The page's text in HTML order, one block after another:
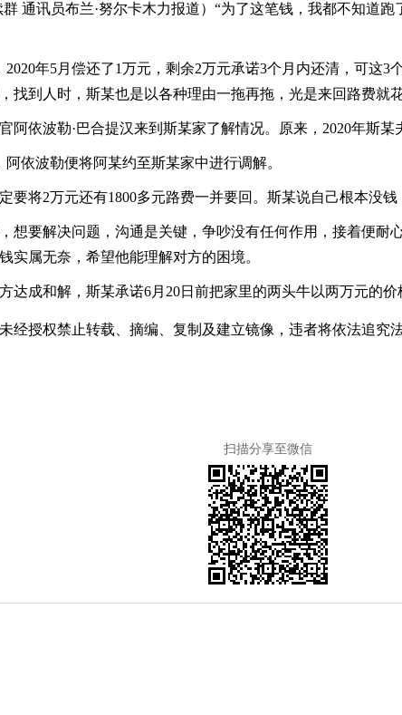
通讯员布兰·努尔卡木力报道）“为了这笔钱，我都不知道
2020年5月偿还了1万元，剩余2万元承诺3个月内还清，可这
找到人时，斯某也是以各种理由一拖再拖，光是来回路费就
阿依波勒·巴合提汉来到斯某家了解情况。原来，2020年斯
依波勒便将阿某约至斯某家中进行调解。
要将2万元还有1800多元路费一并要回。斯某说自己根本没钱
要解决问题，沟通是关键，争吵没有任何作用，接着便耐
实属无奈，希望他能理解对方的困境。
成和解，斯某承诺6月20日前把家里的两头牛以两万元的价
经授权禁止转载、摘编、复制及建立镜像，违者将依法追究
扫描分享至微信